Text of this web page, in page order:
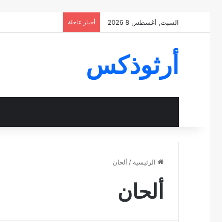
السبت, أغسطس 8 2026 أخبار عاجلة
أرثوذكس
الرئيسية / ألحان
ألحان